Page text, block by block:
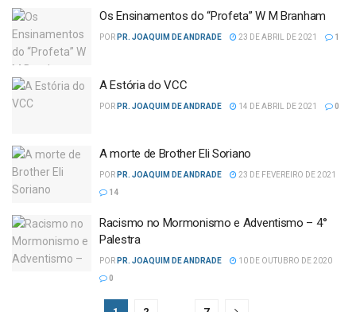
Os Ensinamentos do “Profeta” W M Branham
POR PR. JOAQUIM DE ANDRADE 23 DE ABRIL DE 2021 1
A Estória do VCC
POR PR. JOAQUIM DE ANDRADE 14 DE ABRIL DE 2021 0
A morte de Brother Eli Soriano
POR PR. JOAQUIM DE ANDRADE
23 DE FEVEREIRO DE 2021
14
Racismo no Mormonismo e Adventismo – 4°
Palestra
POR PR. JOAQUIM DE ANDRADE
10 DE OUTUBRO DE 2020
0